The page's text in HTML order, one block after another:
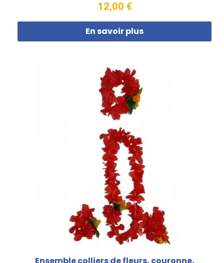
12,00 €
En savoir plus